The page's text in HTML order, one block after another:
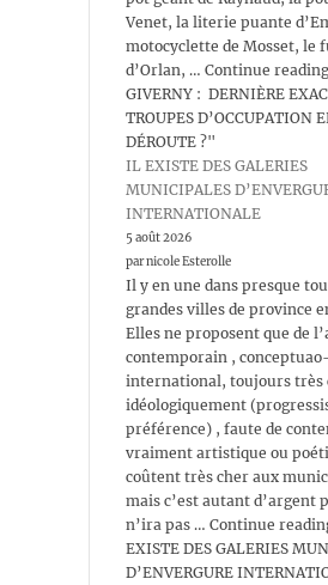
Venet, la literie puante
motocyclette de Mosset, le
d’Orlan, … Continue
GIVERNY : DERNIÈRE
TROUPES D’OCCUPATION
DÉROUTE ?"
IL EXISTE DES GALERIES
MUNICIPALES
INTERNATIONALE
5 août 2026
par nicole Esterolle
Il y en une dans presque
grandes villes de province
Elles ne proposent que de
contemporain ,
international, toujours très
idéologiquement
préférence) , faute de
vraiment artistique ou
coûtent très cher aux
mais c’est autant d’argent
n’ira pas … Continue
EXISTE DES GALERIES
D’ENVERGURE